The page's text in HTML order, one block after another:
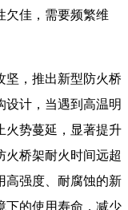
欠佳，需要频繁维
坚，推出新型防火桥
设计，当遇到高温明
火势蔓延，显著提升
火桥架耐火时间远超
高强度、耐腐蚀的新
下的使用寿命，减少